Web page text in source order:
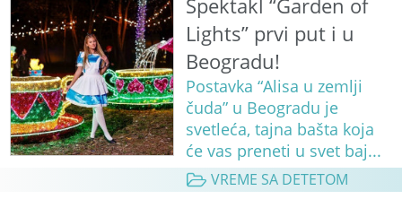
Spektakl “Garden of
Lights” prvi put i u
Beogradu!
Postavka “Alisa u zemlji
čuda” u Beogradu je
svetleća, tajna bašta koja
će vas preneti u svet baj...
VREME SA DETETOM